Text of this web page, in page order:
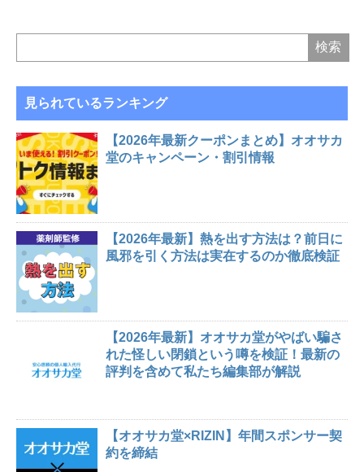
見られているランキング
【2026年最新クーポンまとめ】オオサカ
堂のキャンペーン・割引情報
【2026年最新】熱を出す方法は？前日に
風邪を引く方法は実在するのか徹底検証
【2026年最新】オオサカ堂がやばい騙さ
れた怪しい閉鎖という噂を検証！最新の
評判を含めて私たち編集部が解説
【オオサカ堂×RIZIN】年間スポンサー契
約を締結